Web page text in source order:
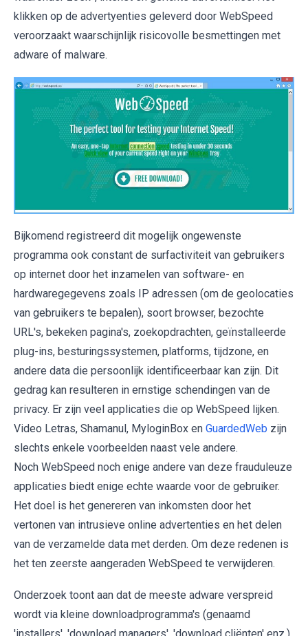
klikken op de advertyenties geleverd door WebSpeed
veroorzaakt waarschijnlijk risicovolle besmettingen met
adware of malware.
Bijkomend registreerd dit mogelijk ongewenste
programma ook constant de surfactiviteit van gebruikers
op internet door het inzamelen van software- en
hardwaregegevens zoals IP adressen (om de geolocaties
van gebruikers te bepalen), soort browser, bezochte
URL's, bekeken pagina's, zoekopdrachten, geïnstalleerde
plug-ins, besturingssystemen, platforms, tijdzone, en
andere data die persoonlijk identificeerbaar kan zijn. Dit
gedrag kan resulteren in ernstige schendingen van de
privacy. Er zijn veel applicaties die op WebSpeed lijken.
Video Letras, Shamanul, MyloginBox en GuardedWeb zijn
slechts enkele voorbeelden naast vele andere.
Noch WebSpeed noch enige andere van deze frauduleuze
applicaties biedt enige echte waarde voor de gebruiker.
Het doel is het genereren van inkomsten door het
vertonen van intrusieve online advertenties en het delen
van de verzamelde data met derden. Om deze redenen is
het ten zeerste aangeraden WebSpeed te verwijderen.
Onderzoek toont aan dat de meeste adware verspreid
wordt via kleine downloadprogramma's (genaamd